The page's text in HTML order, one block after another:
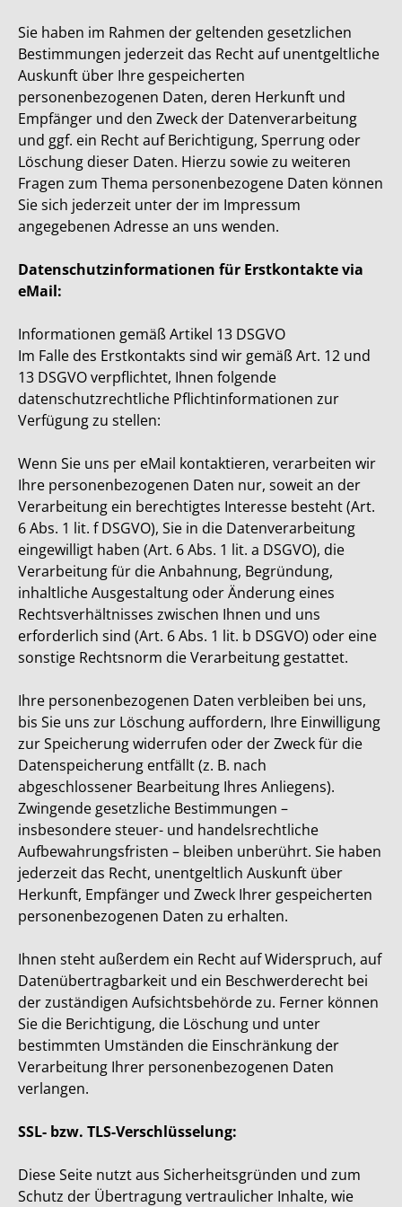
Sie haben im Rahmen der geltenden gesetzlichen
Bestimmungen jederzeit das Recht auf unentgeltliche
Auskunft über Ihre gespeicherten
personenbezogenen Daten, deren Herkunft und
Empfänger und den Zweck der Datenverarbeitung
und ggf. ein Recht auf Berichtigung, Sperrung oder
Löschung dieser Daten. Hierzu sowie zu weiteren
Fragen zum Thema personenbezogene Daten können
Sie sich jederzeit unter der im Impressum
angegebenen Adresse an uns wenden.
Datenschutzinformationen für Erstkontakte via
eMail:
Informationen gemäß Artikel 13 DSGVO
Im Falle des Erstkontakts sind wir gemäß Art. 12 und
13 DSGVO verpflichtet, Ihnen folgende
datenschutzrechtliche Pflichtinformationen zur
Verfügung zu stellen:
Wenn Sie uns per eMail kontaktieren, verarbeiten wir
Ihre personenbezogenen Daten nur, soweit an der
Verarbeitung ein berechtigtes Interesse besteht (Art.
6 Abs. 1 lit. f DSGVO), Sie in die Datenverarbeitung
eingewilligt haben (Art. 6 Abs. 1 lit. a DSGVO), die
Verarbeitung für die Anbahnung, Begründung,
inhaltliche Ausgestaltung oder Änderung eines
Rechtsverhältnisses zwischen Ihnen und uns
erforderlich sind (Art. 6 Abs. 1 lit. b DSGVO) oder eine
sonstige Rechtsnorm die Verarbeitung gestattet.
Ihre personenbezogenen Daten verbleiben bei uns,
bis Sie uns zur Löschung auffordern, Ihre Einwilligung
zur Speicherung widerrufen oder der Zweck für die
Datenspeicherung entfällt (z. B. nach
abgeschlossener Bearbeitung Ihres Anliegens).
Zwingende gesetzliche Bestimmungen –
insbesondere steuer- und handelsrechtliche
Aufbewahrungsfristen – bleiben unberührt. Sie haben
jederzeit das Recht, unentgeltlich Auskunft über
Herkunft, Empfänger und Zweck Ihrer gespeicherten
personenbezogenen Daten zu erhalten.
Ihnen steht außerdem ein Recht auf Widerspruch, auf
Datenübertragbarkeit und ein Beschwerderecht bei
der zuständigen Aufsichtsbehörde zu. Ferner können
Sie die Berichtigung, die Löschung und unter
bestimmten Umständen die Einschränkung der
Verarbeitung Ihrer personenbezogenen Daten
verlangen.
SSL- bzw. TLS-Verschlüsselung:
Diese Seite nutzt aus Sicherheitsgründen und zum
Schutz der Übertragung vertraulicher Inhalte, wie